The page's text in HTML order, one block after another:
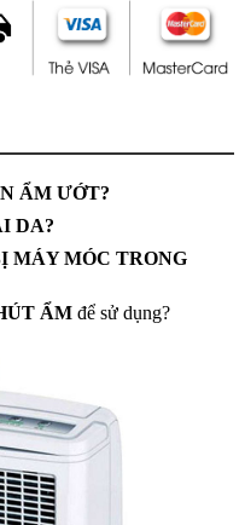
ẨM ƯỚT?
DA?
MÁY MÓC TRONG
ẨMđể sử dụng?